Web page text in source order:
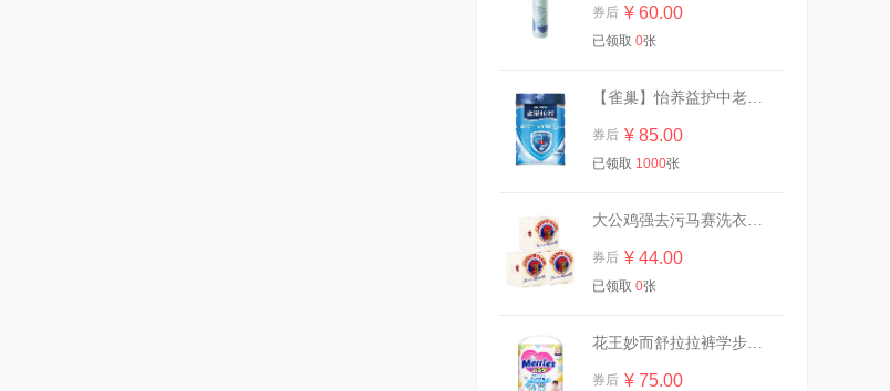
干皮水润版
券后 ¥ 118.00
碰z！任选3组高洁丝超薄隔菌
夜安裤卫生巾
券后 ¥ 69.00
强生婴儿油宝宝抚触按摩润肤
精油
券后 ¥ 60.00
已领取 0张
【雀巢】怡养益护中老年成人奶粉850g
券后 ¥ 85.00
已领取 1000张
大公鸡强去污马赛洗衣皂300g*3块
券后 ¥ 44.00
已领取 0张
花王妙而舒拉拉裤学步裤L44片
券后 ¥ 75.00